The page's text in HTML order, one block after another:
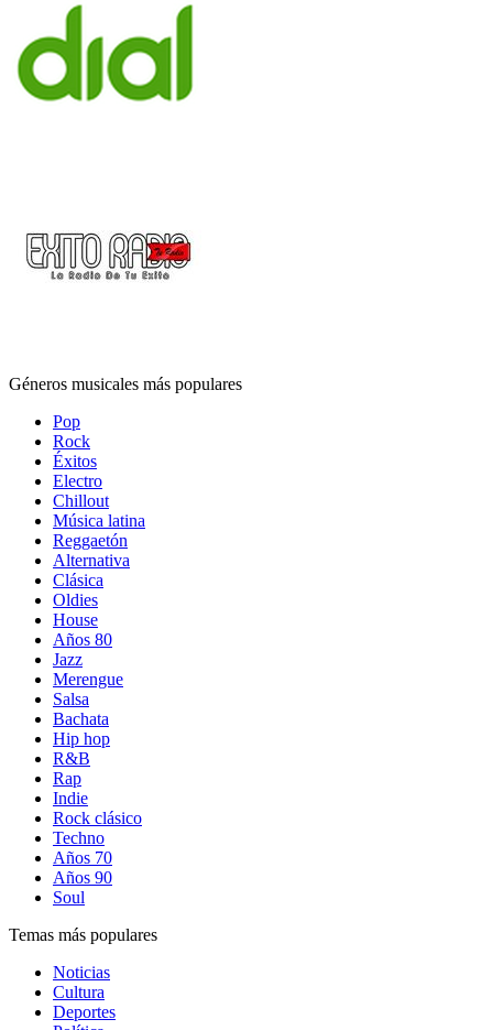
Géneros musicales más populares
Pop
Rock
Éxitos
Electro
Chillout
Música latina
Reggaetón
Alternativa
Clásica
Oldies
House
Años 80
Jazz
Merengue
Salsa
Bachata
Hip hop
R&B
Rap
Indie
Rock clásico
Techno
Años 70
Años 90
Soul
Temas más populares
Noticias
Cultura
Deportes